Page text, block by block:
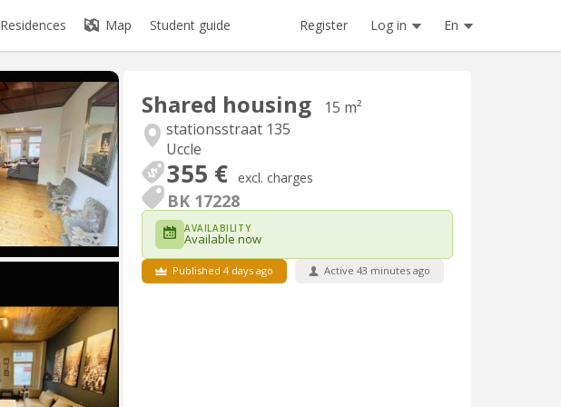
Residences Map Student guide Register Log in En
Shared housing
15 m²
stationsstraat 135
Uccle
355 € excl. charges
BK 17228
AVAILABILITY
Available now
Published 4 days ago Active 43 minutes ago